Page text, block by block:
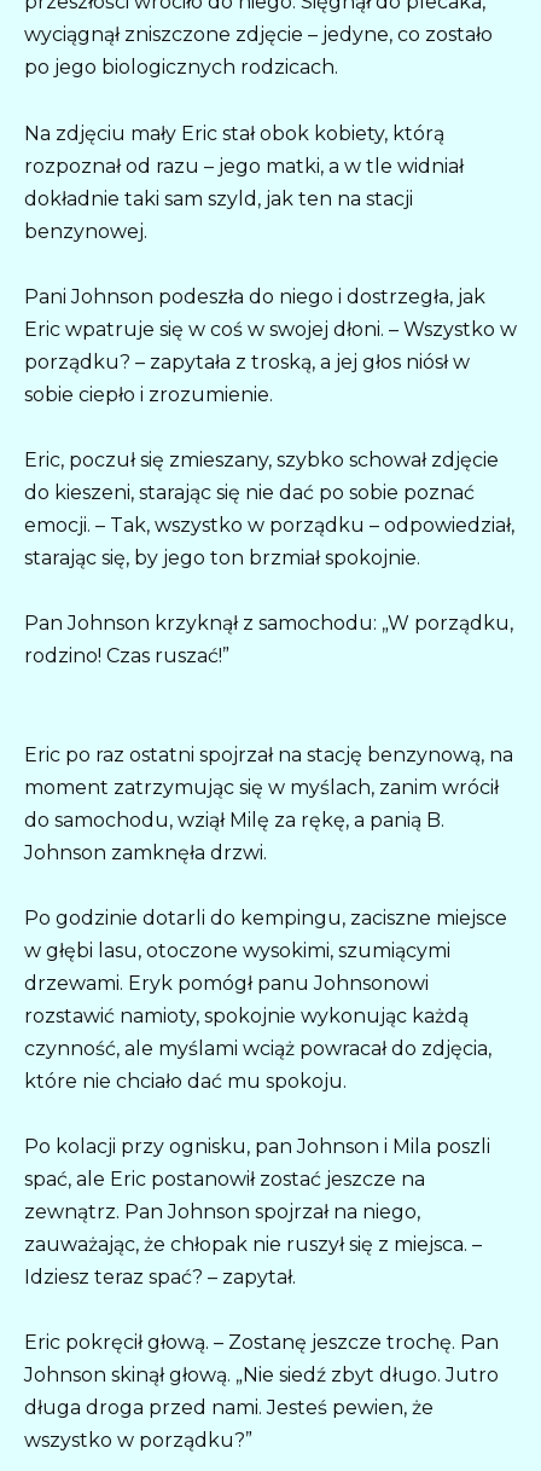
wyciągnął zniszczone zdjęcie – jedyne, co zostało
po jego biologicznych rodzicach.
Na zdjęciu mały Eric stał obok kobiety, którą
rozpoznał od razu – jego matki, a w tle widniał
dokładnie taki sam szyld, jak ten na stacji
benzynowej.
Pani Johnson podeszła do niego i dostrzegła, jak
Eric wpatruje się w coś w swojej dłoni. – Wszystko w
porządku? – zapytała z troską, a jej głos niósł w
sobie ciepło i zrozumienie.
Eric, poczuł się zmieszany, szybko schował zdjęcie
do kieszeni, starając się nie dać po sobie poznać
emocji. – Tak, wszystko w porządku – odpowiedział,
starając się, by jego ton brzmiał spokojnie.
Pan Johnson krzyknął z samochodu: „W porządku,
rodzino! Czas ruszać!”
Eric po raz ostatni spojrzał na stację benzynową, na
moment zatrzymując się w myślach, zanim wrócił
do samochodu, wziął Milę za rękę, a panią B.
Johnson zamknęła drzwi.
Po godzinie dotarli do kempingu, zaciszne miejsce
w głębi lasu, otoczone wysokimi, szumiącymi
drzewami. Eryk pomógł panu Johnsonowi
rozstawić namioty, spokojnie wykonując każdą
czynność, ale myślami wciąż powracał do zdjęcia,
które nie chciało dać mu spokoju.
Po kolacji przy ognisku, pan Johnson i Mila poszli
spać, ale Eric postanowił zostać jeszcze na
zewnątrz. Pan Johnson spojrzał na niego,
zauważając, że chłopak nie ruszył się z miejsca. –
Idziesz teraz spać? – zapytał.
Eric pokręcił głową. – Zostanę jeszcze trochę. Pan
Johnson skinął głową. „Nie siedź zbyt długo. Jutro
długa droga przed nami. Jesteś pewien, że
wszystko w porządku?”